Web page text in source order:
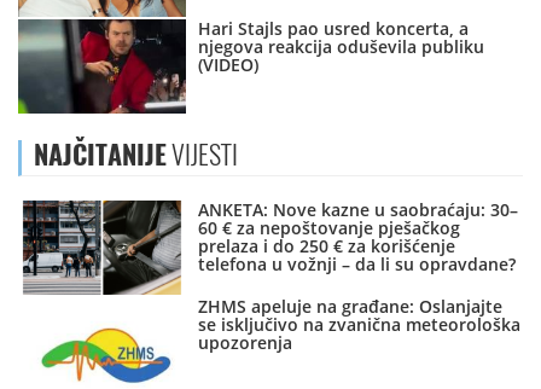
Hari Stajls pao usred koncerta, a
njegova reakcija oduševila publiku
(VIDEO)
NAJČITANIJEVIJESTI
ANKETA: Nove kazne u saobraćaju: 30–
60 € za nepoštovanje pješačkog
prelaza i do 250 € za korišćenje
telefona u vožnji – da li su opravdane?
ZHMS apeluje na građane: Oslanjajte
se isključivo na zvanična meteorološka
upozorenja